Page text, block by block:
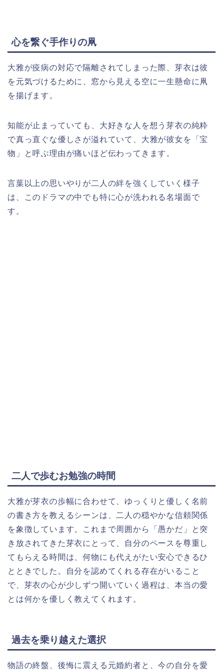
心を繋ぐ手作りの凧
大雅が疫病の対応で隔離されてしまった際、芽衣は彼
を元気づけるために、窓から見える空に一生懸命に凧
を揚げます。
知能が止まっていても、大好きな人を想う芽衣の純粋
で真っ直ぐな優しさが溢れていて、大雅が彼女を「宝
物」と呼ぶ理由が痛いほど伝わってきます。
言葉以上の思いやりが二人の絆を強くしていく様子
は、このドラマの中でも特に心が洗われる名場面で
す。
二人で歩むお勉強の時間
大雅が芽衣の歩幅に合わせて、ゆっくりと優しく名前
の書き方を教えるシーンは、二人の穏やかな信頼関係
を象徴しています。これまで周囲から「愚かだ」と突
き放されてきた芽衣にとって、自分のペースを尊重し
てもらえる時間は、何物にも代えがたい安心できるひ
とときでした。自分を認めてくれる存在がいること
で、芽衣の心が少しずつ開いていく過程は、本当の愛
とは何かを優しく教えてくれます。
過去を乗り越えた選択
物語の終盤、後悔に震える元婚約者と、今の自分を愛